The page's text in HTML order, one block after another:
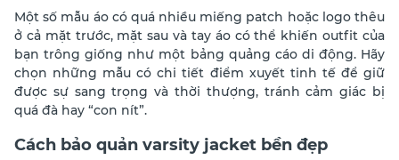
Một số mẫu áo có quá nhiều miếng patch hoặc logo thêu
ở cả mặt trước, mặt sau và tay áo có thể khiến outfit của
bạn trông giống như một bảng quảng cáo di động. Hãy
chọn những mẫu có chi tiết điểm xuyết tinh tế để giữ
được sự sang trọng và thời thượng, tránh cảm giác bị
quá đà hay “con nít”.
Cách bảo quản varsity jacket bền đẹp